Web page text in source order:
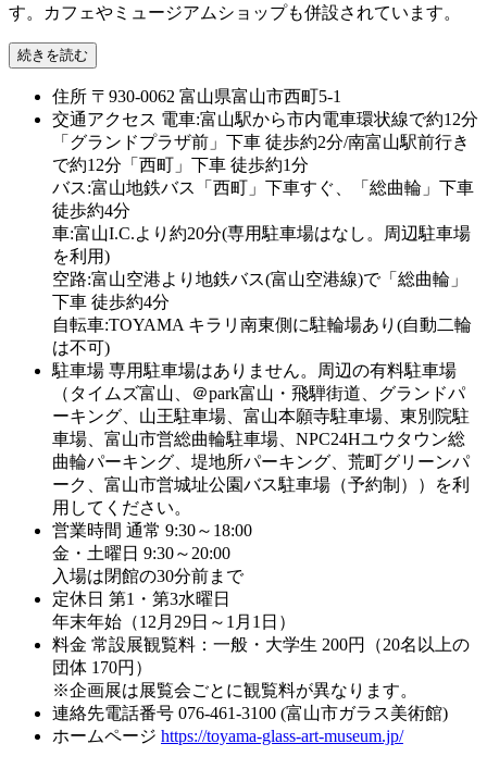
す。カフェやミュージアムショップも併設されています。
続きを読む
住所 〒930-0062 富山県富山市西町5-1
交通アクセス 電車:富山駅から市内電車環状線で約12分
「グランドプラザ前」下車 徒歩約2分/南富山駅前行き
で約12分「西町」下車 徒歩約1分
バス:富山地鉄バス「西町」下車すぐ、「総曲輪」下車
徒歩約4分
車:富山I.C.より約20分(専用駐車場はなし。周辺駐車場
を利用)
空路:富山空港より地鉄バス(富山空港線)で「総曲輪」
下車 徒歩約4分
自転車:TOYAMA キラリ南東側に駐輪場あり(自動二輪
は不可)
駐車場 専用駐車場はありません。周辺の有料駐車場
（タイムズ富山、＠park富山・飛騨街道、グランドパ
ーキング、山王駐車場、富山本願寺駐車場、東別院駐
車場、富山市営総曲輪駐車場、NPC24Hユウタウン総
曲輪パーキング、堤地所パーキング、荒町グリーンパ
ーク、富山市営城址公園バス駐車場（予約制））を利
用してください。
営業時間 通常 9:30～18:00
金・土曜日 9:30～20:00
入場は閉館の30分前まで
定休日 第1・第3水曜日
年末年始（12月29日～1月1日）
料金 常設展観覧料：一般・大学生 200円（20名以上の
団体 170円）
※企画展は展覧会ごとに観覧料が異なります。
連絡先電話番号 076-461-3100 (富山市ガラス美術館)
ホームページ https://toyama-glass-art-museum.jp/